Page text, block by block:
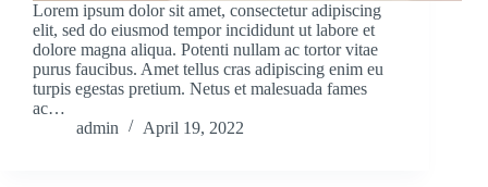
Lorem ipsum dolor sit amet, consectetur adipiscing
elit, sed do eiusmod tempor incididunt ut labore et
dolore magna aliqua. Potenti nullam ac tortor vitae
purus faucibus. Amet tellus cras adipiscing enim eu
turpis egestas pretium. Netus et malesuada fames
ac…
admin
April 19, 2022